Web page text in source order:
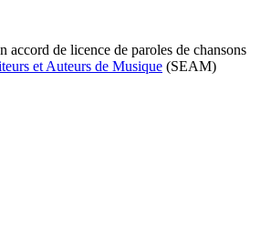
accord de licence de paroles de chansons
et Auteurs de Musique (SEAM)